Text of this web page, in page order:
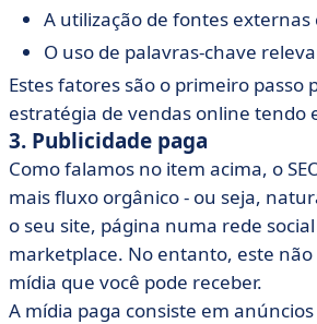
A utilização de fontes externas
O uso de palavras-chave
Estes fatores são o primeiro passo
estratégia de vendas online tendo
3. Publicidade paga
Como falamos no item acima, o
mais fluxo orgânico - ou seja,
o seu site, página numa rede
marketplace. No entanto, este não
mídia que você pode receber.
A mídia paga consiste em